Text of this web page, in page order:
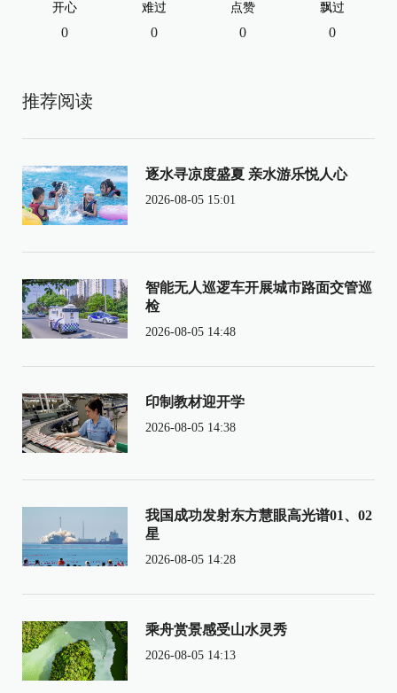
开心
0
难过
0
点赞
0
飘过
0
推荐阅读
逐水寻凉度盛夏 亲水游乐悦人心
2026-08-05 15:01
智能无人巡逻车开展城市路面交管巡
检
2026-08-05 14:48
印制教材迎开学
2026-08-05 14:38
我国成功发射东方慧眼高光谱01、02
星
2026-08-05 14:28
乘舟赏景感受山水灵秀
2026-08-05 14:13